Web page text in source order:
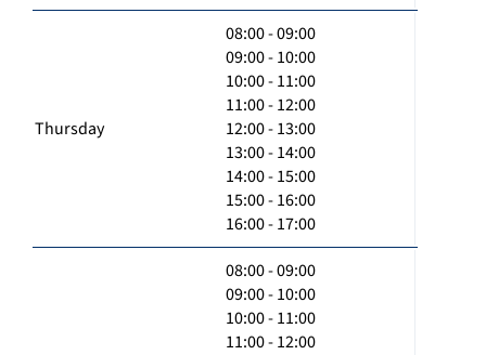
Thursday
08:00 - 09:00
09:00 - 10:00
10:00 - 11:00
11:00 - 12:00
12:00 - 13:00
13:00 - 14:00
14:00 - 15:00
15:00 - 16:00
16:00 - 17:00
08:00 - 09:00
09:00 - 10:00
10:00 - 11:00
11:00 - 12:00